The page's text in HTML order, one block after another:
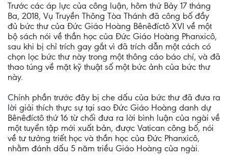
Trước các áp lực của công luận, hôm thứ Bảy 17 tháng
Ba, 2018, Vụ Truyền Thông Tòa Thánh đã công bố đầy
đủ bức thư của Đức Giáo Hoàng Bênêđíctô XVI về một
bộ sách nói về thần học của Đức Giáo Hoàng Phanxicô,
sau khi bị chỉ trích gay gắt vì đã trích dẫn một cách có
chọn lọc bức thư này trong một thông cáo báo chí, và đã
thao túng về mặt kỹ thuật số một bức ảnh của bức thư
này.
Chính phần trước đây bị che dấu của bức thư đã đưa ra
lời giải thích thực sự tại sao Đức Giáo Hoàng danh dự
Bênêđíctô thứ 16 từ chối đưa ra lời bình luận của ngài về
một tuyển tập mới xuất bản, được Vatican công bố, nói
về tư tưởng triết học và thần học của Đức Phanxicô,
nhằm đánh dấu 5 năm triều Giáo Hoàng của ngài.